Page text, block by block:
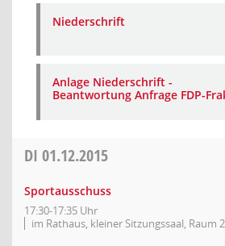
Niederschrift
Anlage Niederschrift -
Beantwortung Anfrage FDP-
DI 01.12.2015
Sportausschuss
17:30-17:35 Uhr
im Rathaus, kleiner Sitzungssaal, Raum